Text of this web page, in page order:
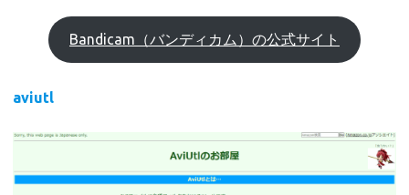
Bandicam（バンディカム）の公式サイト
aviutl